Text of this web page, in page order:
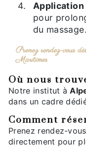
pour
du massage.
Prenez rendez-vous dès maintenant chez Marie Ty à Alpes-
Maritimes
Où nous
Notre institut à
dans un cadre
Comment
Prenez rendez-vous en ligne ou contactez-nous
directement pour